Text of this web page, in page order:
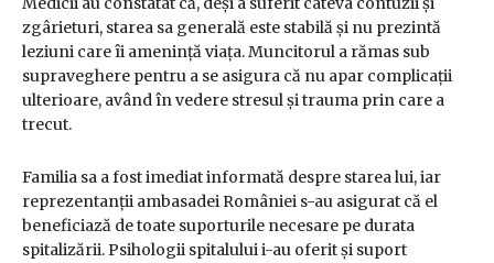
zgârieturi, starea sa generală este stabilă și nu prezintă
leziuni care îi amenință viața. Muncitorul a rămas sub
supraveghere pentru a se asigura că nu apar complicații
ulterioare, având în vedere stresul și trauma prin care a
trecut.
Familia sa a fost imediat informată despre starea lui, iar
reprezentanții ambasadei României s-au asigurat că el
beneficiază de toate suporturile necesare pe durata
spitalizării. Psihologii spitalului i-au oferit și suport